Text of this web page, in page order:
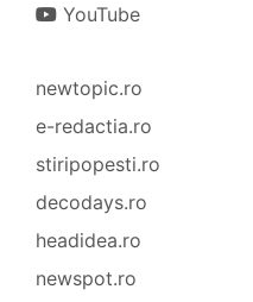
YouTube
newtopic.ro
e-redactia.ro
stiripopesti.ro
decodays.ro
headidea.ro
newspot.ro